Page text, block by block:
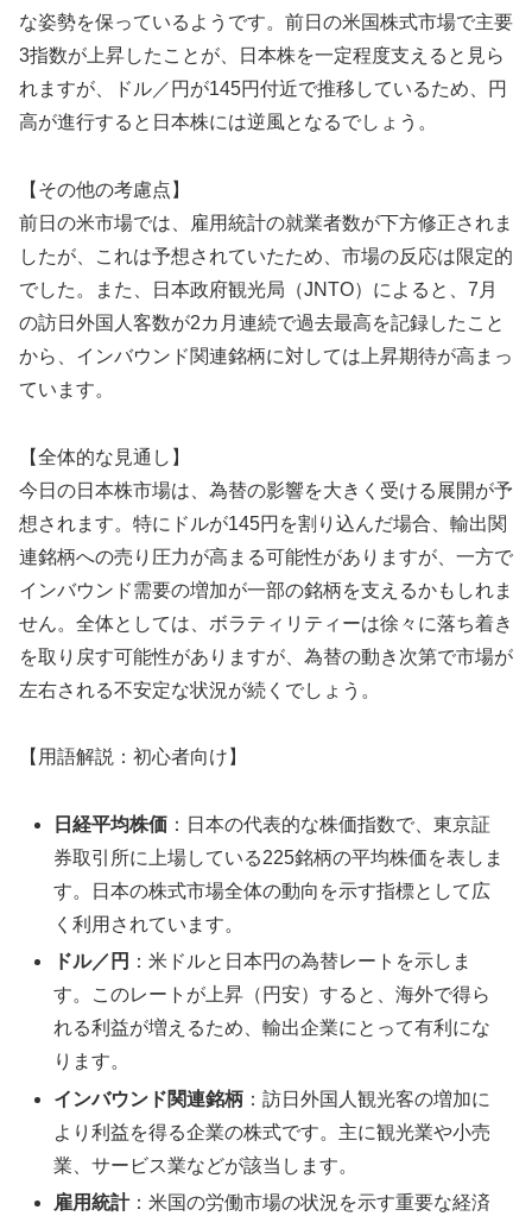
な姿勢を保っているようです。前日の米国株式市場で主要
3指数が上昇したことが、日本株を一定程度支えると見ら
れますが、ドル／円が145円付近で推移しているため、円
高が進行すると日本株には逆風となるでしょう。
【その他の考慮点】
前日の米市場では、雇用統計の就業者数が下方修正されま
したが、これは予想されていたため、市場の反応は限定的
でした。また、日本政府観光局（JNTO）によると、7月
の訪日外国人客数が2カ月連続で過去最高を記録したこと
から、インバウンド関連銘柄に対しては上昇期待が高まっ
ています。
【全体的な見通し】
今日の日本株市場は、為替の影響を大きく受ける展開が予
想されます。特にドルが145円を割り込んだ場合、輸出関
連銘柄への売り圧力が高まる可能性がありますが、一方で
インバウンド需要の増加が一部の銘柄を支えるかもしれま
せん。全体としては、ボラティリティーは徐々に落ち着き
を取り戻す可能性がありますが、為替の動き次第で市場が
左右される不安定な状況が続くでしょう。
【用語解説：初心者向け】
日経平均株価 ：日本の代表的な株価指数で、東京証
券取引所に上場している225銘柄の平均株価を表しま
す。日本の株式市場全体の動向を示す指標として広
く利用されています。
ドル／円 ：米ドルと日本円の為替レートを示しま
す。このレートが上昇（円安）すると、海外で得ら
れる利益が増えるため、輸出企業にとって有利にな
ります。
インバウンド関連銘柄 ：訪日外国人観光客の増加に
より利益を得る企業の株式です。主に観光業や小売
業、サービス業などが該当します。
雇用統計：米国の労働市場の状況を示す重要な経済